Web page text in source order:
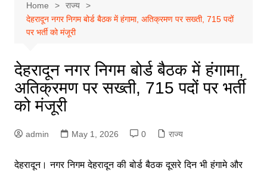
Home
राज्य
देहरादून नगर निगम बोर्ड बैठक में हंगामा, अतिक्रमण पर सख्ती, 715 पदों
पर भर्ती को मंजूरी
देहरादून नगर निगम बोर्ड बैठक में हंगामा,
अतिक्रमण पर सख्ती, 715 पदों पर भर्ती
को मंजूरी
admin May 1, 2026 0 राज्य
देहरादून। नगर निगम देहरादून की बोर्ड बैठक दूसरे दिन भी हंगामे और